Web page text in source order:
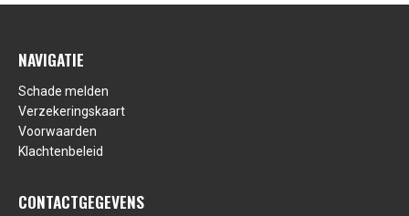
NAVIGATIE
Schade melden
Verzekeringskaart
Voorwaarden
Klachtenbeleid
CONTACTGEGEVENS